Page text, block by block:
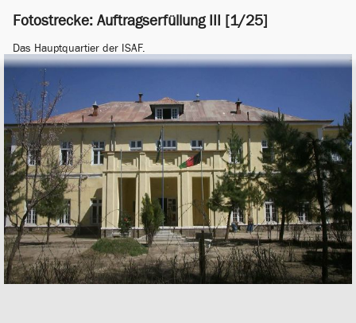
Fotostrecke: Auftragserfüllung III [1/25]
Das Hauptquartier der ISAF.